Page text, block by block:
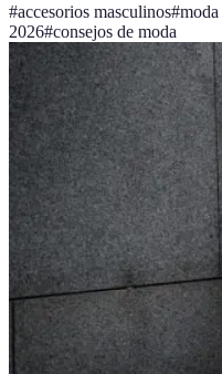
#accesorios masculinos#
2026#consejos de moda